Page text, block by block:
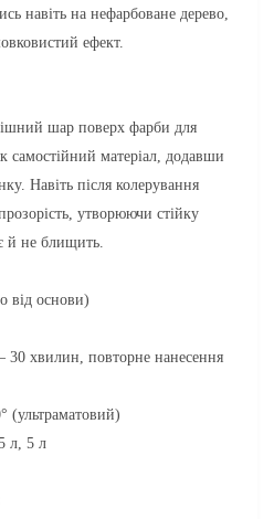
навіть на нефарбоване дерево,
ефект.
шар поверх фарби для
самостійний матеріал, додавши
Навіть після колерування
утворюючи стійку
й не блищить.
від основи)
30 хвилин, повторне нанесення
(ультраматовий)
л, 5 л